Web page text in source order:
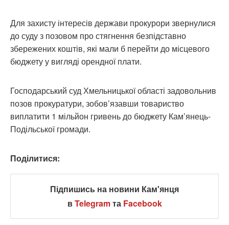
Для захисту інтересів держави прокурори звернулися
до суду з позовом про стягнення безпідставно
збережених коштів, які мали б перейти до місцевого
бюджету у вигляді орендної плати.
Господарський суд Хмельницької області задовольнив
позов прокуратури, зобов’язавши товариство
виплатити 1 мільйон гривень до бюджету Кам’янець-
Подільської громади.
Поділитися:
Підпишись на новини Кам'янця
вTelegramта Facebook